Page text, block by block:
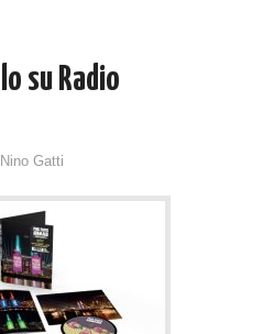
su Radio
Nino Gatti